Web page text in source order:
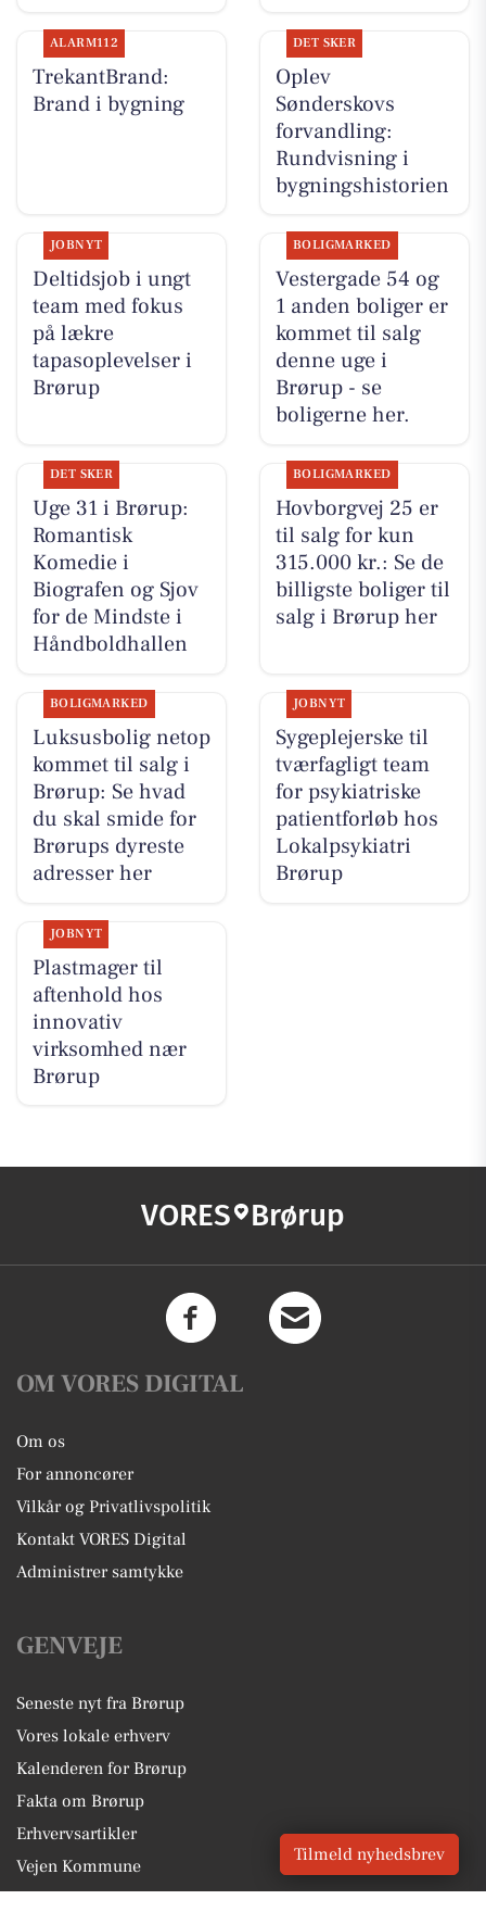
ALARM112
TrekantBrand:
Brand i bygning
DET SKER
Oplev
Sønderskovs
forvandling:
Rundvisning i
bygningshistorien
JOBNYT
Deltidsjob i ungt
team med fokus
på lækre
tapasoplevelser i
Brørup
BOLIGMARKED
Vestergade 54 og
1 anden boliger er
kommet til salg
denne uge i
Brørup - se
boligerne her.
DET SKER
Uge 31 i Brørup:
Romantisk
Komedie i
Biografen og Sjov
for de Mindste i
Håndboldhallen
BOLIGMARKED
Hovborgvej 25 er
til salg for kun
315.000 kr.: Se de
billigste boliger til
salg i Brørup her
BOLIGMARKED
Luksusbolig netop
kommet til salg i
Brørup: Se hvad
du skal smide for
Brørups dyreste
adresser her
JOBNYT
Sygeplejerske til
tværfagligt team
for psykiatriske
patientforløb hos
Lokalpsykiatri
Brørup
JOBNYT
Plastmager til
aftenhold hos
innovativ
virksomhed nær
Brørup
VORES Brørup
OM VORES DIGITAL
Om os
For annoncører
Vilkår og Privatlivspolitik
Kontakt VORES Digital
Administrer samtykke
GENVEJE
Seneste nyt fra Brørup
Vores lokale erhverv
Kalenderen for Brørup
Fakta om Brørup
Erhvervsartikler
Vejen Kommune
Tilmeld nyhedsbrev